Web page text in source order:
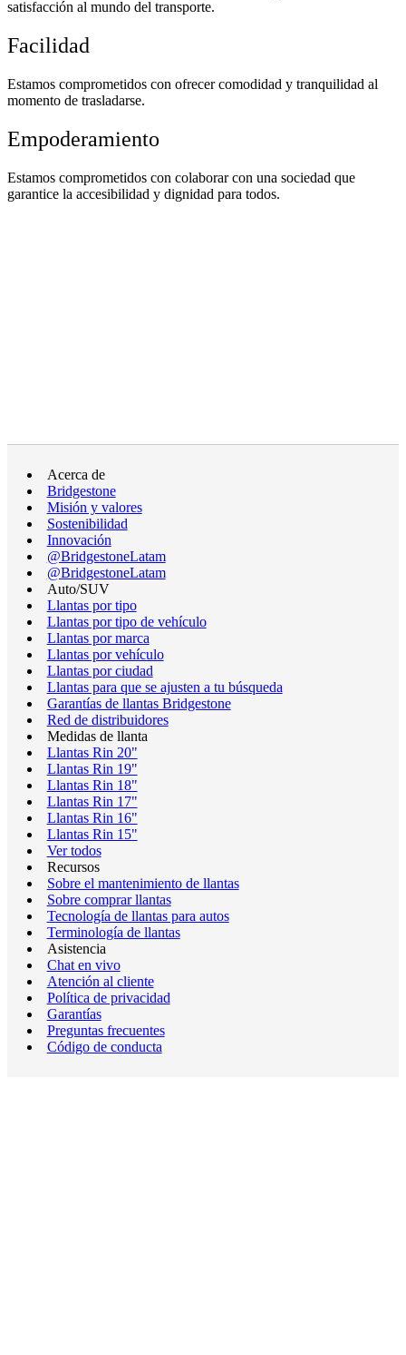
satisfacción al mundo del transporte.
Facilidad
Estamos comprometidos con ofrecer comodidad y tranquilidad al
momento de trasladarse.
Empoderamiento
Estamos comprometidos con colaborar con una sociedad que
garantice la accesibilidad y dignidad para todos.
Acerca de
Bridgestone
Misión y valores
Sostenibilidad
Innovación
@BridgestoneLatam
@BridgestoneLatam
Auto/SUV
Llantas por tipo
Llantas por tipo de vehículo
Llantas por marca
Llantas por vehículo
Llantas por ciudad
Llantas para que se ajusten a tu búsqueda
Garantías de llantas Bridgestone
Red de distribuidores
Medidas de llanta
Llantas Rin 20"
Llantas Rin 19"
Llantas Rin 18"
Llantas Rin 17"
Llantas Rin 16"
Llantas Rin 15"
Ver todos
Recursos
Sobre el mantenimiento de llantas
Sobre comprar llantas
Tecnología de llantas para autos
Terminología de llantas
Asistencia
Chat en vivo
Atención al cliente
Política de privacidad
Garantías
Preguntas frecuentes
Código de conducta